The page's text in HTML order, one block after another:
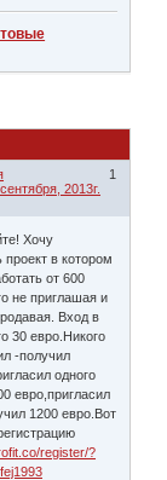
1
2013г.
Хочу
проект в котором
от 600
не приглашая и
Вход в
30 евро.Никого
-получил
одного
евро,пригласил
1200 евро.Вот
register/?